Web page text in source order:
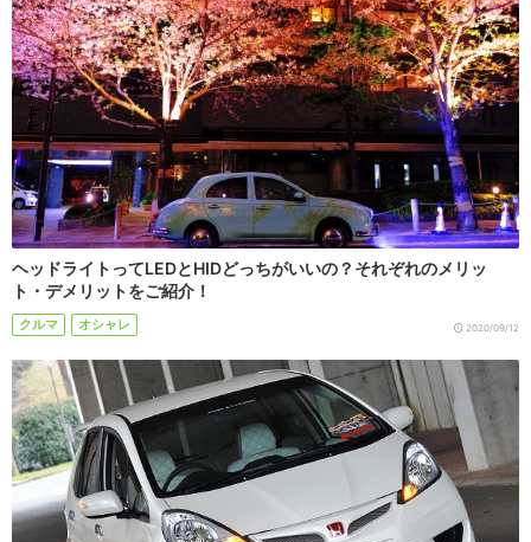
ヘッドライトってLEDとHIDどっちがいいの？それぞれのメリッ
ト・デメリットをご紹介！
クルマ オシャレ 2020/09/12